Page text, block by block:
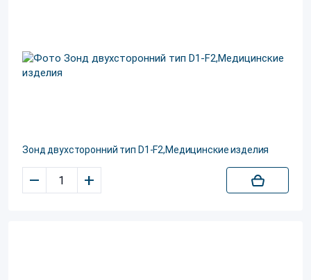
Зонд двухсторонний тип D1-F2,Медицинские изделия
– +